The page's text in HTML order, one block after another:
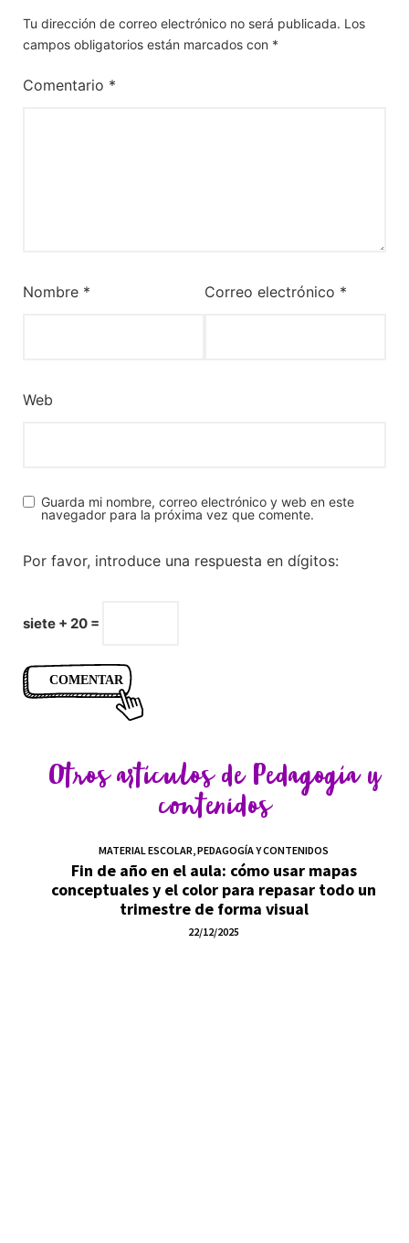
Tu dirección de correo electrónico no será publicada. Los
campos obligatorios están marcados con *
Comentario *
Nombre * Correo electrónico *
Web
Guarda mi nombre, correo electrónico y web en este
navegador para la próxima vez que comente.
Por favor, introduce una respuesta en dígitos:
siete + 20 =
Otros artículos dePedagogía y
contenidos
MATERIAL ESCOLAR PEDAGOGÍA Y CONTENIDOS
Fin de año en el aula: cómo usar mapas
conceptuales y el color para repasar todo un
trimestre de forma visual
22/12/2025